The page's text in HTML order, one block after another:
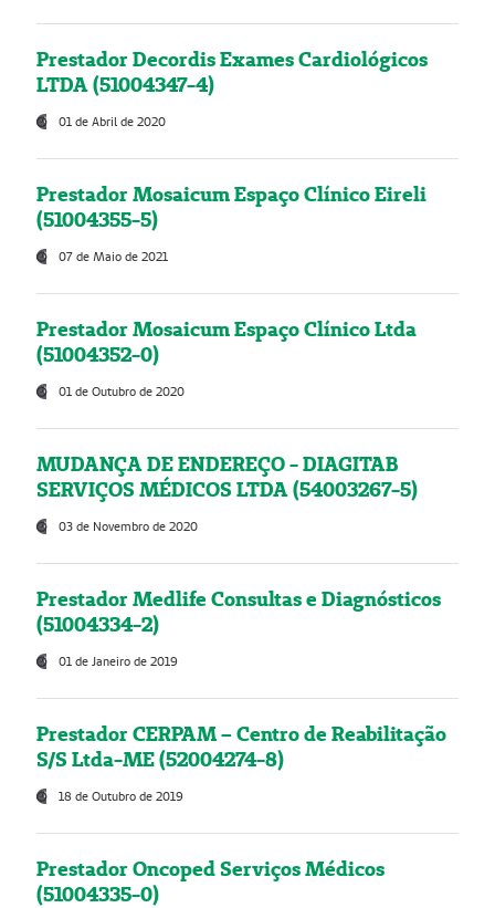
Prestador Decordis Exames Cardiológicos
LTDA (51004347-4)
01 de Abril de 2020
Prestador Mosaicum Espaço Clínico Eireli
(51004355-5)
07 de Maio de 2021
Prestador Mosaicum Espaço Clínico Ltda
(51004352-0)
01 de Outubro de 2020
MUDANÇA DE ENDEREÇO - DIAGITAB
SERVIÇOS MÉDICOS LTDA (54003267-5)
03 de Novembro de 2020
Prestador Medlife Consultas e Diagnósticos
(51004334-2)
01 de Janeiro de 2019
Prestador CERPAM – Centro de Reabilitação
S/S Ltda-ME (52004274-8)
18 de Outubro de 2019
Prestador Oncoped Serviços Médicos
(51004335-0)